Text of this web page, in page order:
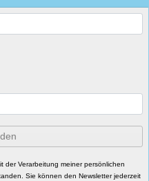
der Verarbeitung meiner persönlichen
Sie können den Newsletter jederzeit